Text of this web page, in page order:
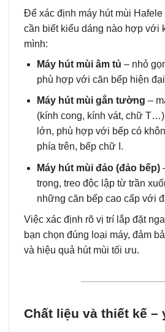
Để xác định máy hút mùi Hafele
cần biết kiểu dáng nào hợp với
mình:
Máy hút mùi âm tủ – nhỏ
phù hợp với căn bếp hiện
Máy hút mùi gắn tường –
(kính cong, kính vát, chữ
lớn, phù hợp với bếp có
phía trên, bếp chữ I.
Máy hút mùi đảo (đảo bếp)
trọng, treo độc lập từ trần
những căn bếp cao cấp với
Việc xác định rõ vị trí lắp đặt
bạn chọn đúng loại máy, đảm
và hiệu quả hút mùi tối ưu.
Chất liệu và thiết kế –